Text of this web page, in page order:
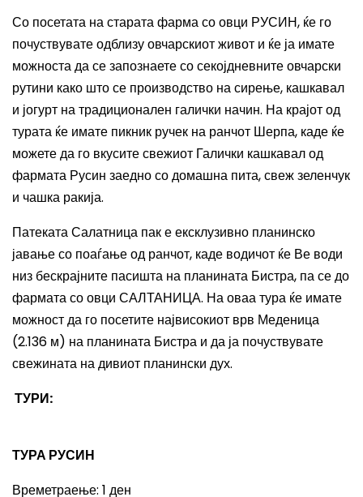
Со посетата на старата фарма со овци РУСИН, ќе го
почуствувате одблизу овчарскиот живот и ќе ја имате
можноста да се запознаете со секојдневните овчарски
рутини како што се производство на сирење, кашкавал
и јогурт на традиционален галички начин. На крајот од
турата ќе имате пикник ручек на ранчот Шерпа, каде ќе
можете да го вкусите свежиот Галички кашкавал од
фармата Русин заедно со домашна пита, свеж зеленчук
и чашка ракија.
Патеката Салатница пак е ексклузивно планинско
јавање со поаѓање од ранчот, каде водичот ќе Ве води
низ бескрајните пасишта на планината Бистра, па се до
фармата со овци САЛТАНИЦА. На оваа тура ќе имате
можност да го посетите највисокиот врв Меденица
(2.136 м) на планината Бистра и да ја почуствувате
свежината на дивиот планински дух.
ТУРИ:
ТУРА РУСИН
Времетраење: 1 ден